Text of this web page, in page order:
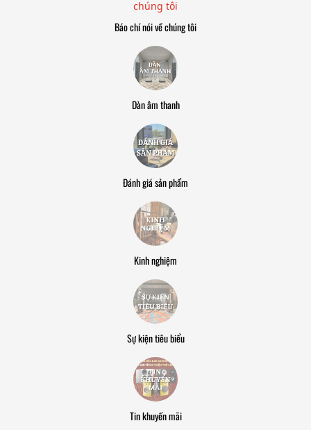
Báo chí nói về chúng tôi
Dàn âm thanh
Đánh giá sản phẩm
Kinh nghiệm
Sự kiện tiêu biểu
Tin khuyến mãi